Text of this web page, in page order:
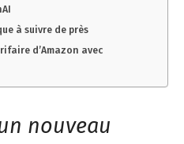
à suivre de près
d’Amazon avec
nouveau